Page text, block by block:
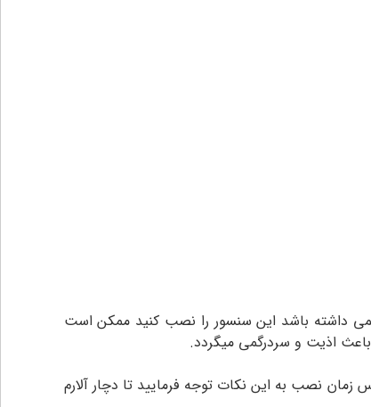
داشته باشد این سنسور را نصب کنید ممکن است
باعث اذیت و سردرگمی میگردد.
نصب به این نکات توجه فرمایید تا دچار آلارم